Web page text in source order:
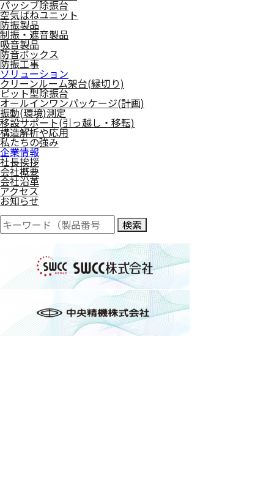
パッシブ除振台
空気ばねユニット
防振製品
制振・遮音製品
吸音製品
防音ボックス
防振工事
ソリューション
クリーンルーム架台(縁切り)
ピット型除振台
オールインワンパッケージ(計画)
振動(環境)測定
移設サポート(引っ越し・移転)
構造解析や応用
私たちの強み
企業情報
社長挨拶
会社概要
会社沿革
アクセス
お知らせ
検索